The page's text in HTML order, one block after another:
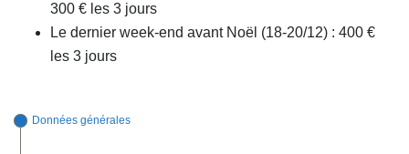
300 € les 3 jours
Le dernier week-end avant Noël (18-20/12) : 400 €
les 3 jours
Données générales